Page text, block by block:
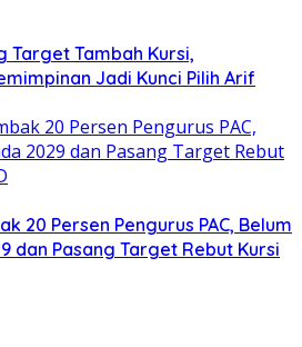
Target Tambah Kursi,
Jadi Kunci Pilih Arif
20 Persen Pengurus PAC, Belum
dan Pasang Target Rebut Kursi